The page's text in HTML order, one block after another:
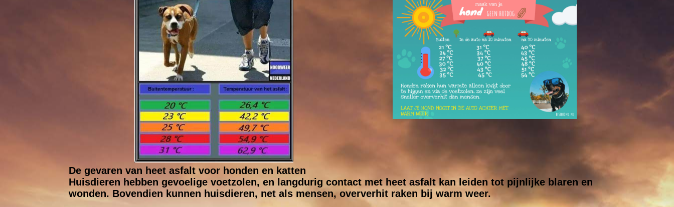
De gevaren van heet asfalt voor honden en katten
Huisdieren hebben gevoelige voetzolen, en langdurig contact met heet asfalt kan leiden tot pijnlijke blaren en
wonden. Bovendien kunnen huisdieren, net als mensen, oververhit raken bij warm weer.